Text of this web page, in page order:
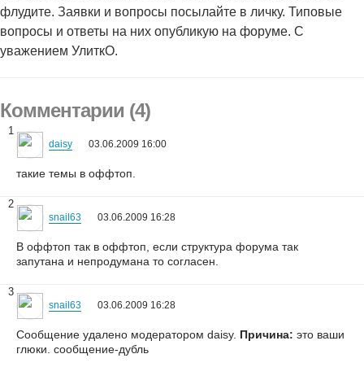
флудите. Заявки и вопросы посылайте в личку. Типовые
вопросы и ответы на них опубликую на форуме. С
уважением УлиткО.
Комментарии (4)
1
daisy 03.06.2009 16:00
такие темы в оффтоп.
2
snail63 03.06.2009 16:28
В оффтоп так в оффтоп, если структура форума так
запутана и непродумана то согласен.
3
snail63 03.06.2009 16:28
Сообщение удалено модератором daisy. Причина: это ваши
глюки. сообщение-дубль